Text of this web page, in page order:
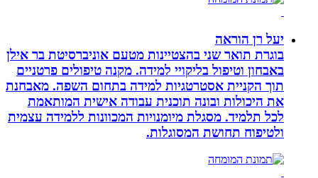
יעל רן הוראה
בוגרת תואר שני בהצטיינות מטעם אוניברסיטת בר אילן
באבחון וטיפול בליקויי למידה. מקנה טיפולים פרטניים
תוך הקניית אסטרטגיות למידה בתחום השפה. מאבחנת
את היכולות ובונה תוכנית עבודה אישית המותאמת
לכל תלמיד. מסגלת מיומנויות המכוונות ללמידה עצמית
ולטיפוח תחושת המסוגלות.